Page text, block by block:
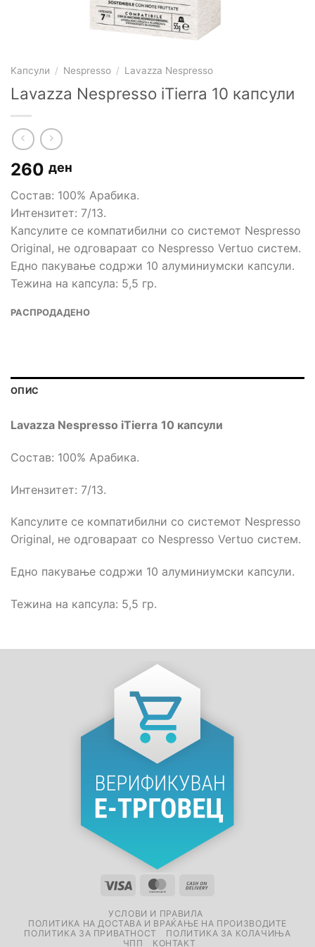
Kапсули / Nespresso / Lavazza Nespresso
Lavazza Nespresso iTierra 10 капсули
260 ден
Состав: 100% Арабика.
Интензитет: 7/13.
Капсулите се компатибилни со системот Nespresso
Original, не одговараат со Nespresso Vertuo систем.
Едно пакување содржи 10 алуминиумски капсули.
Тежина на капсула: 5,5 гр.
РАСПРОДАДЕНО
ОПИС
Lavazza Nespresso iTierra 10 капсули
Состав: 100% Арабика.
Интензитет: 7/13.
Капсулите се компатибилни со системот Nespresso
Original, не одговараат со Nespresso Vertuo систем.
Едно пакување содржи 10 алуминиумски капсули.
Тежина на капсула: 5,5 гр.
УСЛОВИ И ПРАВИЛА
ПОЛИТИКА НА ДОСТАВА И ВРАЌАЊЕ НА ПРОИЗВОДИТЕ
ПОЛИТИКА ЗА ПРИВАТНОСТ
ПОЛИТИКА ЗА КОЛАЧИЊА
ЧПП
КОНТАКТ